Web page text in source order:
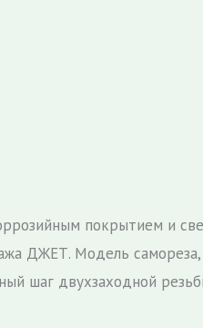
покрытием и
ДЖЕТ. Модель
шаг двухзаходной